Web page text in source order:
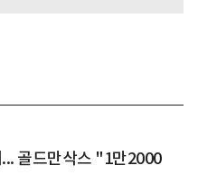
골드만삭스 "1만2000